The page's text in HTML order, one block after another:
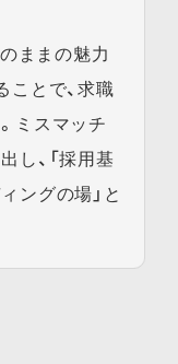
ままの魅力
ことで、求職
ミスマッチ
し、「採用基
ングの場」と